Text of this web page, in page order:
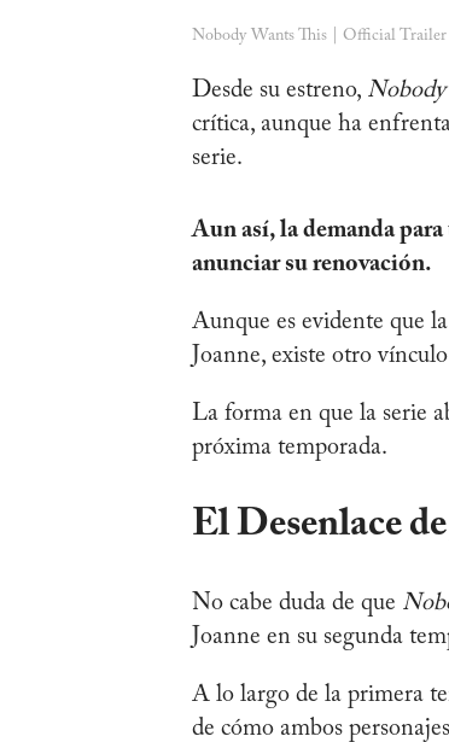
Nobody Wants This | Official
Desde su estreno,
crítica, aunque ha
serie.
Aun así, la demanda
anunciar su renovación.
Aunque es evidente que
Joanne, existe otro
La forma en que la serie
próxima temporada.
El Desenlace
No cabe duda de que
Joanne en su segunda
A lo largo de la primera
de cómo ambos